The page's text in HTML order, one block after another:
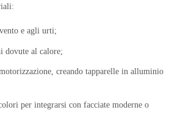
e agli urti;
dovute al calore;
creando tapparelle in alluminio
per integrarsi con facciate moderne o